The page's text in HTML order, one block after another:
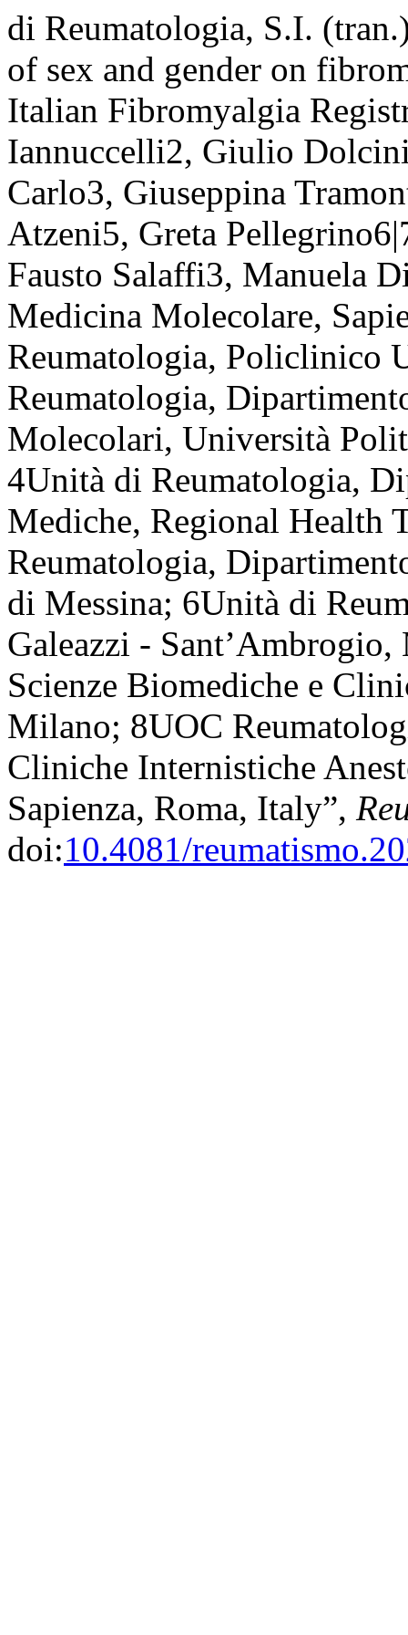
di Reumatologia, S.I.
of sex and gender on
Italian Fibromyalgia
Iannuccelli2, Giulio
Carlo3, Giuseppina
Atzeni5, Greta
Fausto Salaffi3, Manuela
Medicina Molecolare,
Reumatologia, Policlinico
Reumatologia,
Molecolari, Università
4Unità di Reumatologia,
Mediche, Regional Health
Reumatologia,
di Messina; 6Unità di
Galeazzi -
Scienze Biomediche e
Milano; 8UOC
Cliniche Internistiche
Sapienza, Roma, Italy”,
doi:10.4081/